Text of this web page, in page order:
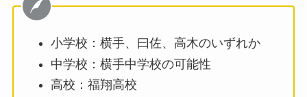
小学校：横手、曰佐、高木のいずれか
中学校：横手中学校の可能性
高校：福翔高校